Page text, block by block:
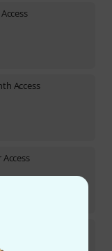
Access
Access